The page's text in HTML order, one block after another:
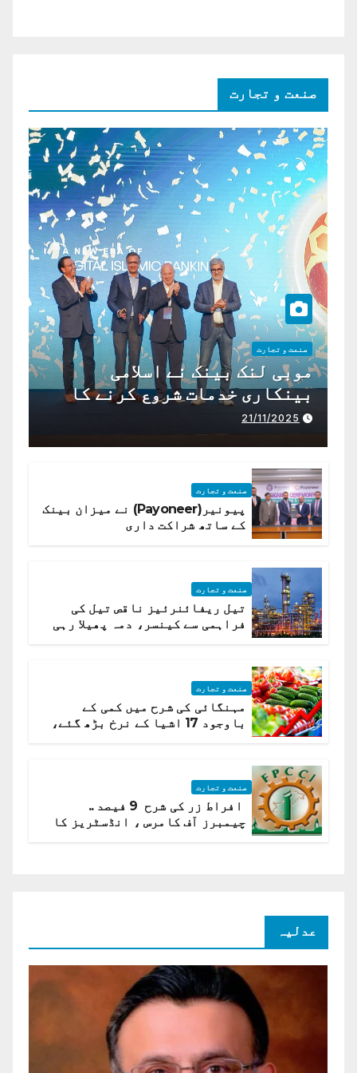
صنعت و تجارت
صنعت و تجارت
موبی لنک بینک نے اسلامی
بینکاری خدمات شروع کرنے کا
اعلان کیا ہے،
21/11/2025
صنعت و تجارت
پیونیر(Payoneer) نے میزان بینک
کے ساتھ شراکت داری
صنعت و تجارت
تیل ریفائنرئیز ناقص تیل کی
فراہمی سے کینسر، دمہ پھیلا رہی
صنعت و تجارت
مہنگائی کی شرح میں کمی کے
باوجود 17 اشیا کے نرخ بڑھ گئے،
صنعت و تجارت
افراط زر کی شرح 9 فیصد ..
چیمبرز آف کامرس ، انڈسٹریز کا
عدلیہ